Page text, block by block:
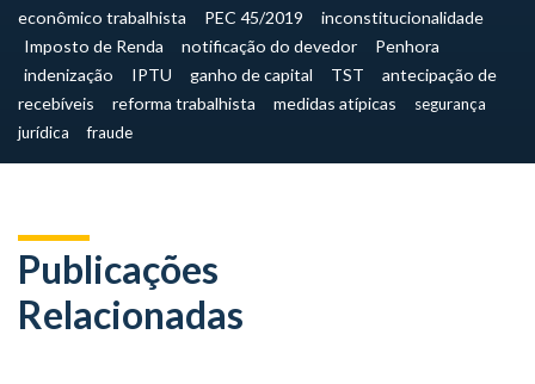
econômico trabalhista
PEC 45/2019
inconstitucionalidade
Imposto de Renda
notificação do devedor
Penhora
indenização
IPTU ganho de capital TST
antecipação de
recebíveis
reforma trabalhista medidas atípicas
segurança
jurídica
fraude
Publicações
Relacionadas